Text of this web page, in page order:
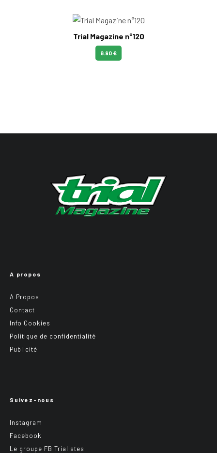
Trial Magazine n°120
6.90 €
A propos
A Propos
Contact
Info Cookies
Politique de confidentialité
Publicité
Suivez-nous
Instagram
Facebook
Le groupe FB Trialistes